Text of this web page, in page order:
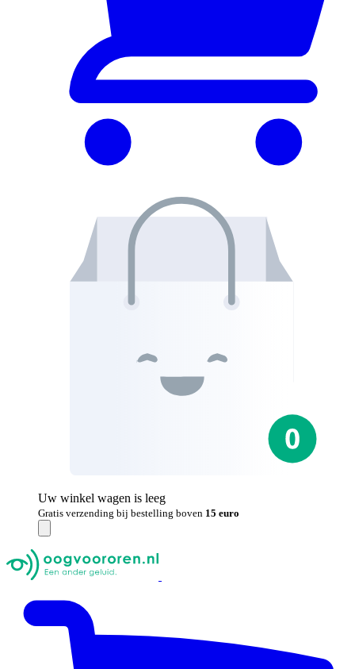
Uw winkel wagen is leeg
Gratis verzending bij bestelling boven 15 euro